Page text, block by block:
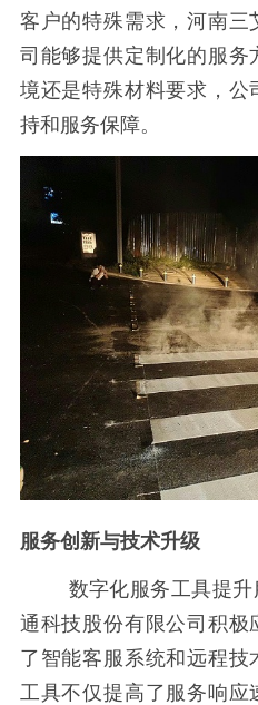
客户的特殊需求，河南三
司能够提供定制化的服务
境还是特殊材料要求，公
持和服务保障。
服务创新与技术升级
数字化服务工具提升
通科技股份有限公司积
了智能客服系统和远程
工具不仅提高了服务响